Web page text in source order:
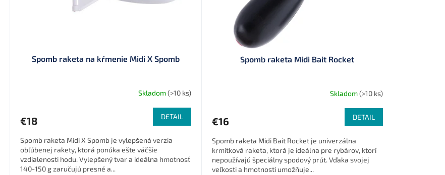
Spomb raketa na kŕmenie Midi X Spomb
Skladom(>10 ks)
€18 DETAIL
Spomb raketa Midi X Spomb je vylepšená verzia
obľúbenej rakety, ktorá ponúka ešte väčšie
vzdialenosti hodu. Vylepšený tvar a ideálna hmotnosť
140-150 g zaručujú presné a...
Spomb raketa Midi Bait Rocket
Skladom(>10 ks)
€16 DETAIL
Spomb raketa Midi Bait Rocket je univerzálna
krmítková raketa, ktorá je ideálna pre rybárov, ktorí
nepoužívajú špeciálny spodový prút. Vďaka svojej
veľkosti a hmotnosti umožňuje...